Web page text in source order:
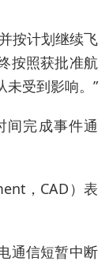
按计划继续飞
按照获批准航
未受到影响。”
间完成事件通
，CAD）表
通信短暂中断